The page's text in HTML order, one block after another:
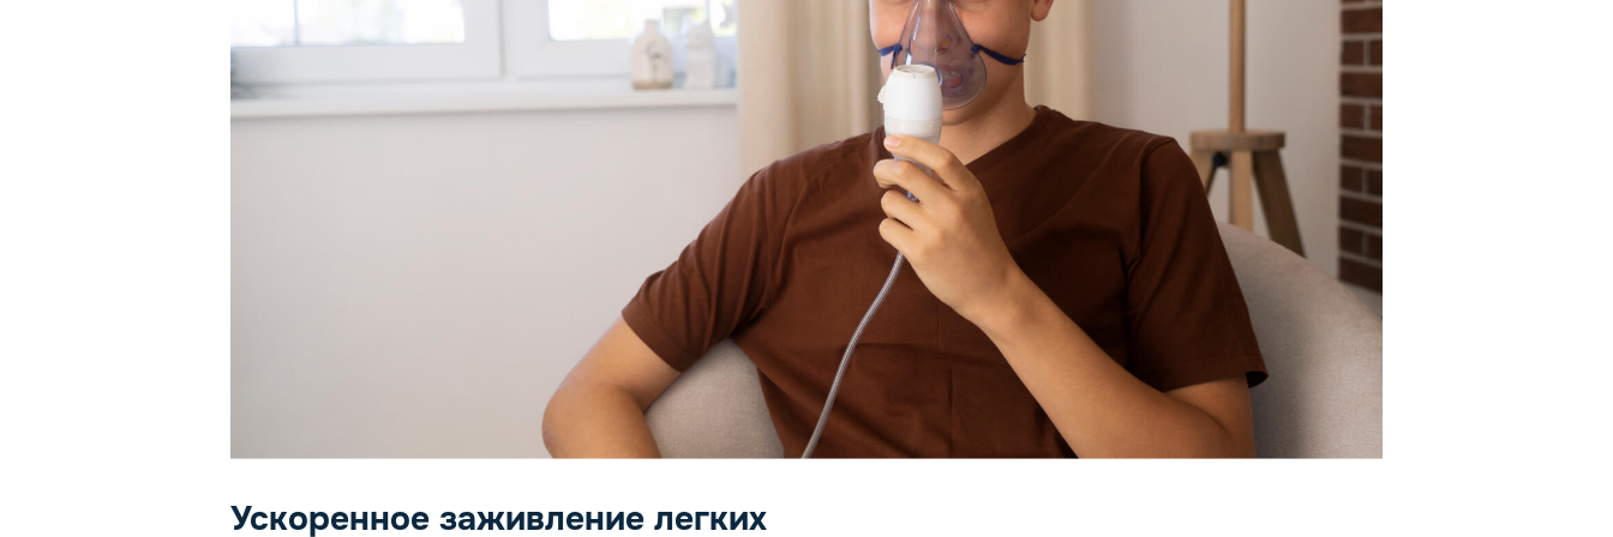
Ускоренное заживление легких